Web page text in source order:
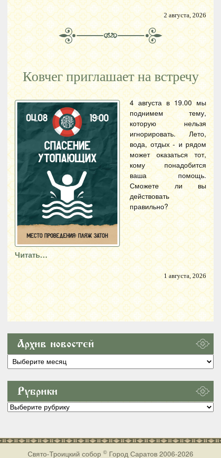
2 августа, 2026
Ковчег приглашает на встречу
4 августа в 19.00 мы
поднимем тему,
которую нельзя
игнорировать. Лето,
вода, отдых - и рядом
может оказаться тот,
кому понадобится
ваша помощь.
Сможете ли вы
действовать
правильно?
Читать…
1 августа, 2026
Архив новостей
Архив
новостей
Рубрики
Рубрики
Свято-Троицкий собор © Город Саратов 2006-2026